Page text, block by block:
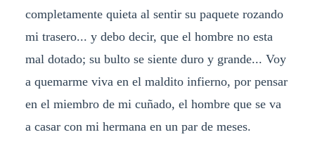
completamente quieta al sentir su paquete rozando
mi trasero... y debo decir, que el hombre no esta
mal dotado; su bulto se siente duro y grande... Voy
a quemarme viva en el maldito infierno, por pensar
en el miembro de mi cuñado, el hombre que se va
a casar con mi hermana en un par de meses.